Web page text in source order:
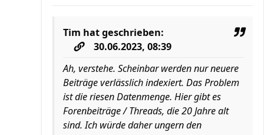
Tim hat geschrieben:
30.06.2023, 08:39
Ah, verstehe. Scheinbar werden nur neuere
Beiträge verlässlich indexiert. Das Problem
ist die riesen Datenmenge. Hier gibt es
Forenbeiträge / Threads, die 20 Jahre alt
sind. Ich würde daher ungern den